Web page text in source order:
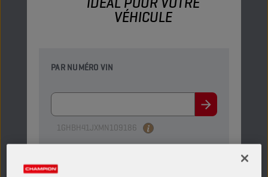
VÉHICULE
PAR NUMÉRO VIN
1GHBH41JXMN109186